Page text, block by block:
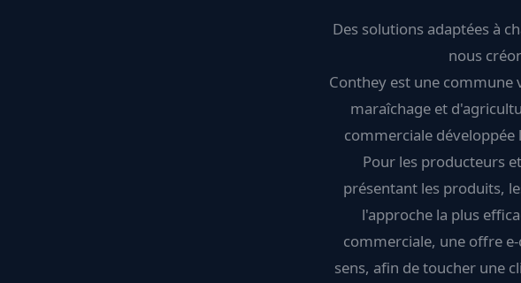
Des solutions adaptées à
nous
Conthey est une
maraîchage et
commerciale
Pour les producteurs
présentant les produits,
l'approche la plus
commerciale, une offre
sens, afin de toucher une